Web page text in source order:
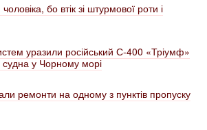
бо втік зі штурмової роти і
уразили російський С-400 «Тріумф»
у Чорному морі
ремонти на одному з пунктів пропуску